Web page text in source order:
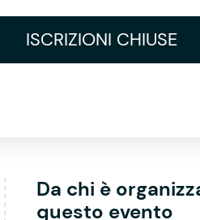
ISCRIZIONI CHIUSE
Da chi è
questo evento